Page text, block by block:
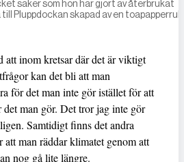
saker som hon har gjort av återbrukat
Pluppdockan skapad av en
att inom kretsar där det är viktigt
kan det bli att man
för det man inte gör istället för att
man gör. Det tror jag inte gör
Samtidigt finns det andra
att man räddar klimatet genom att
nog gå lite längre.